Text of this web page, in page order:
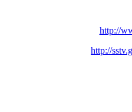
http://
http://